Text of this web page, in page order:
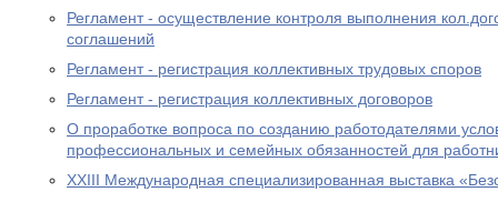
Регламент - осуществление контроля выполнения
соглашений
Регламент - регистрация коллективных трудовых споров
Регламент - регистрация коллективных договоров
О проработке вопроса по созданию работодателями
профессиональных и семейных обязанностей для
XXIII Международная специализированная выставка